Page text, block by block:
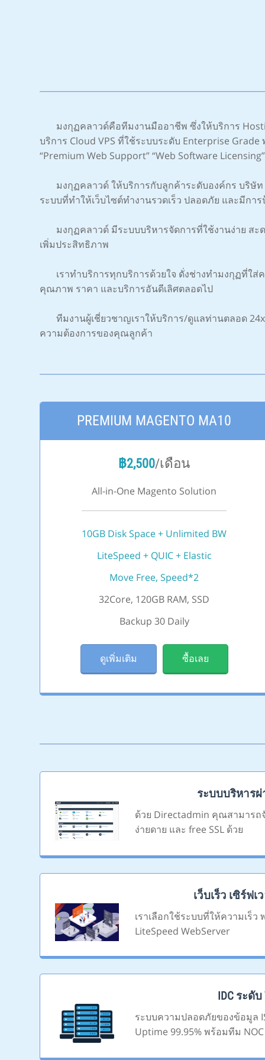
มงกุฏคลาวด์คือทีมงานมืออาชีพ ซึ่งให้บริการ
บริการ Cloud VPS ที่ใช้ระบบระดับ Enterprise Grade
“Premium Web Support” “Web Software Licensing”
มงกุฏคลาวด์ ให้บริการกับลูกค้าระดับองค์กร บริษัท
ระบบที่ทำให้เว็บไซต์ทำงานรวดเร็ว ปลอดภัย และมีก
มงกุฏคลาวด์ มีระบบบริหารจัดการที่ใช้งานง่าย สะด
เพิ่มประสิทธิภาพ
เราทำบริการทุกบริการด้วยใจ ดั่งช่างทำมงกุฏที่ใ
คุณภาพ ราคา และบริการอันดีเลิศตลอดไป
ทีมงานผู้เชี่ยวชาญเราให้บริการ/ดูแลท่านตลอด
ความต้องการของคุณลูกค้า
PREMIUM MAGENTO MA10
฿2,500/เดือน
All-in-One Magento Solution
10GB Disk Space + Unlimited BW
LiteSpeed + QUIC + Elastic
Move Free, Speed*2
32Core, 120GB RAM, SSD
Backup 30 Daily
ดูเพิ่มเติม ซื้อเลย
ระบบบริหาร
ด้วย Directadmin คุณสามารถ
ง่ายดาย และ free SSL ด้วย
เว็บเร็ว เซิร์ฟเ
เราเลือกใช้ระบบที่ให้ความเร็ว
LiteSpeed WebServer
IDC ระดั
ระบบความปลอดภัยของข้อมูล
Uptime 99.95% พร้อมทีม